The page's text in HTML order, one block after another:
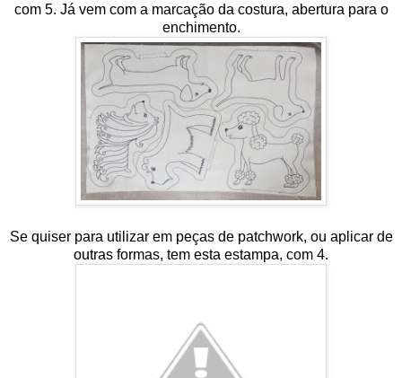
com 5. Já vem com a marcação da costura, abertura para o
enchimento.
Se quiser para utilizar em peças de patchwork, ou aplicar de
outras formas, tem esta estampa, com 4.